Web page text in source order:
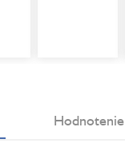
Hodnotenie